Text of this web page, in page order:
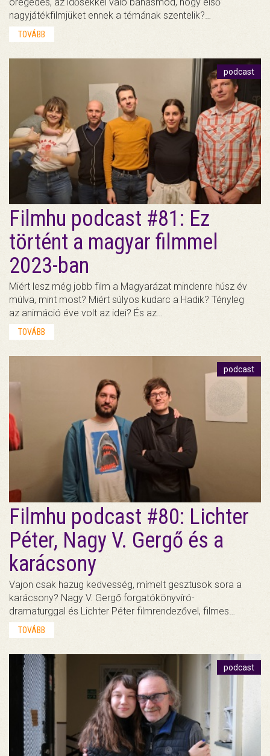
nagyjátékfilmjüket ennek a témának szentelik?…
TOVÁBB
podcast
Filmhu podcast #81: Ez
történt a magyar filmmel
2023-ban
Miért lesz még jobb film a Magyarázat mindenre húsz év
múlva, mint most? Miért súlyos kudarc a Hadik? Tényleg
az animáció éve volt az idei? És az…
TOVÁBB
podcast
Filmhu podcast #80: Lichter
Péter, Nagy V. Gergő és a
karácsony
Vajon csak hazug kedvesség, mímelt gesztusok sora a
karácsony? Nagy V. Gergő forgatókönyvíró-
dramaturggal és Lichter Péter filmrendezővel, filmes…
TOVÁBB
podcast